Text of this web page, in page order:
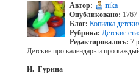
Автор:
nika
Опубликовано: 1767
Блог: Копилка
Рубрика: Детские
Редактировалось: 7
Детские про календарь и про
И. Гурина